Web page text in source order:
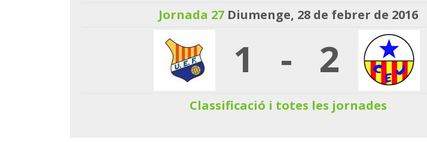
Jornada 27Diumenge, 28 de febrer de 2016
1 - 2
Classificació i totes les jornades